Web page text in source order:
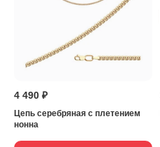
4 490 ₽
Цепь серебряная с плетением
нонна